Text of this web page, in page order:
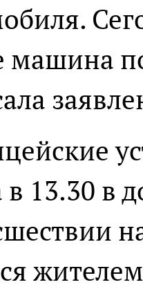
машина
в 13.30 в